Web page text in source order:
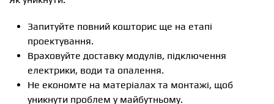
Запитуйте повний кошторис ще на етапі
проектування.
Враховуйте доставку модулів, підключення
електрики, води та опалення.
Не економте на матеріалах та монтажі, щоб
уникнути проблем у майбутньому.